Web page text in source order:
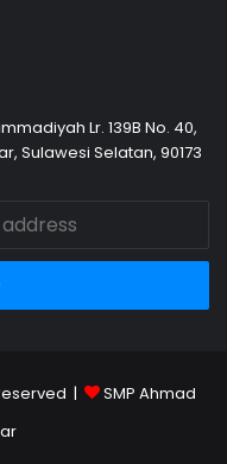
Lr. 139B No. 40,
Sulawesi Selatan, 90173
|
SMP Ahmad